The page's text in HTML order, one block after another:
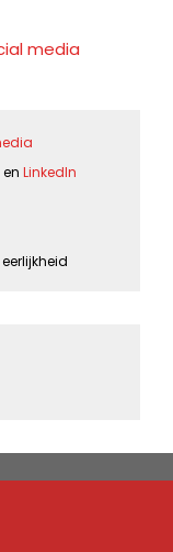
media
en LinkedIn